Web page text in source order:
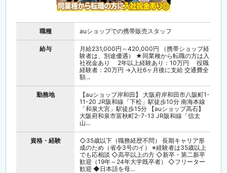
職種 auショップでの携帯販売スタッフ
給与
月給231,000円～420,000円 （携帯ショップ経
験者は、別途優遇） ★同業種から転職の方は入
社祝金あり 2年以上経験あり：10万円 役職
経験者：20万円 →入社6ヶ月後に支給 交通費全
額...
勤務地
【auショップ岸和田】 大阪府岸和田市八阪町1-
11-20 JR阪和線「下松」駅徒歩10分 南海本線
「和泉大宮」駅徒歩15分 【auショップ高石】
大阪府和泉市富秋町2-7-13 JR阪和線「信太
山...
資格・経験
◇35歳以下（職務経歴不問） 長期キャリア形
成のため（省令3号のイ） ※経験者は35歳以上
でも応相談 ◇高卒以上の方 ◇新卒・第二新卒
歓迎（19年～24年大学既卒者） ◇フリーター
歓迎 ◆日本語を母...